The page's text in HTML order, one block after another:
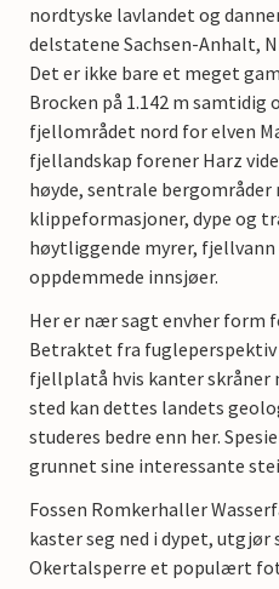
nordtyske lavlandet og
delstatene Sachsen-Anhalt,
Det er ikke bare et meget
Brocken på 1.142 m samtidig
fjellområdet nord for elven
fjellandskap forener Harz
høyde, sentrale bergområder
klippeformasjoner, dype og
høytliggende myrer,
oppdemmede innsjøer.
Her er nær sagt envher form
Betraktet fra fugleperspektiv
fjellplatå hvis kanter skråner
sted kan dettes landets
studeres bedre enn her.
grunnet sine interessante
Fossen Romkerhaller
kaster seg ned i dypet, utgjør
Okertalsperre et populært